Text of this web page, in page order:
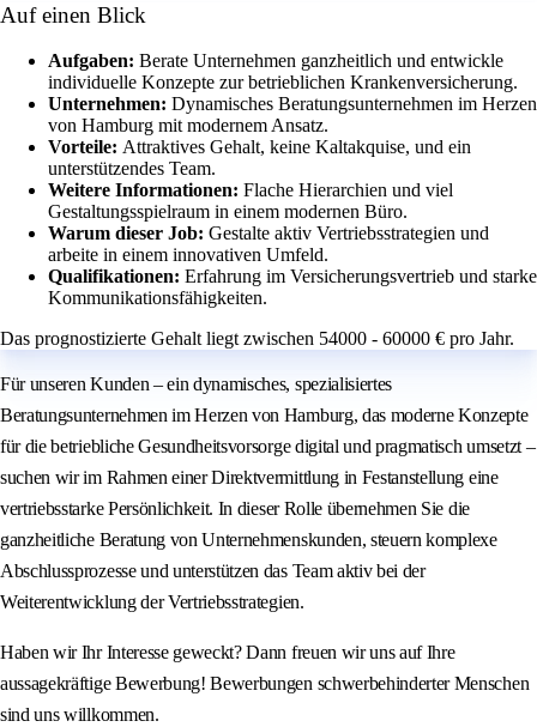
Auf einen Blick
Aufgaben: Berate Unternehmen ganzheitlich und entwickle
individuelle Konzepte zur betrieblichen Krankenversicherung.
Unternehmen: Dynamisches Beratungsunternehmen im Herzen
von Hamburg mit modernem Ansatz.
Vorteile: Attraktives Gehalt, keine Kaltakquise, und ein
unterstützendes Team.
Weitere Informationen: Flache Hierarchien und viel
Gestaltungsspielraum in einem modernen Büro.
Warum dieser Job: Gestalte aktiv Vertriebsstrategien und
arbeite in einem innovativen Umfeld.
Qualifikationen: Erfahrung im Versicherungsvertrieb und starke
Kommunikationsfähigkeiten.
Das prognostizierte Gehalt liegt zwischen 54000 - 60000 € pro Jahr.
Für unseren Kunden – ein dynamisches, spezialisiertes
Beratungsunternehmen im Herzen von Hamburg, das moderne Konzepte
für die betriebliche Gesundheitsvorsorge digital und pragmatisch umsetzt –
suchen wir im Rahmen einer Direktvermittlung in Festanstellung eine
vertriebsstarke Persönlichkeit. In dieser Rolle übernehmen Sie die
ganzheitliche Beratung von Unternehmenskunden, steuern komplexe
Abschlussprozesse und unterstützen das Team aktiv bei der
Weiterentwicklung der Vertriebsstrategien.
Haben wir Ihr Interesse geweckt? Dann freuen wir uns auf Ihre
aussagekräftige Bewerbung! Bewerbungen schwerbehinderter Menschen
sind uns willkommen.